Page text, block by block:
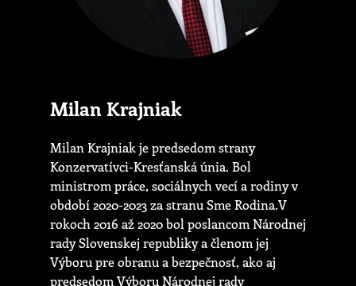
Milan Krajniak
Milan Krajniak je predsedom strany
Konzervatívci-Kresťanská únia. Bol
ministrom práce, sociálnych vecí a rodiny v
období 2020-2023 za stranu Sme Rodina.V
rokoch 2016 až 2020 bol poslancom Národnej
rady Slovenskej republiky a členom jej
Výboru pre obranu a bezpečnosť, ako aj
predsedom Výboru Národnej rady